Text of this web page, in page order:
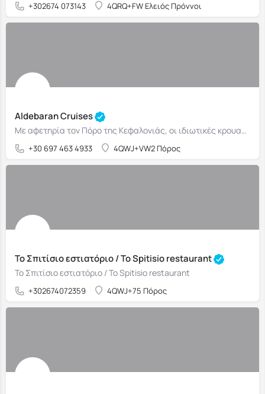
+302674 073143 4QRQ+FW Ελειός Πρόννοι
Aldebaran Cruises
Με αφετηρία τον Πόρο της Κεφαλονιάς, οι ιδιωτικές κρουαζιέρες της Aldebaran σε οδηγούν σε κρυμμένες παραλίες, ήσυχους όρμους και σημεία που παραμένουν μακριά από τις συνηθισμένες τουριστικές διαδρομές
+30 697 463 4933 4QWJ+VW2 Πόρος
Το Σπιτίσιο εστιατόριο / To Spitisio restaurant
Το Σπιτίσιο εστιατόριο / To Spitisio restaurant
+302674072359 4QWJ+75 Πόρος